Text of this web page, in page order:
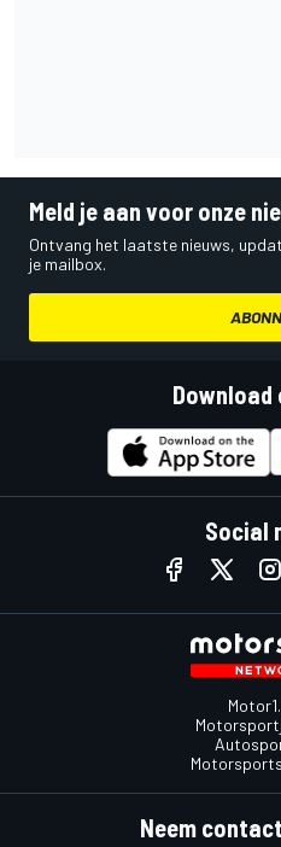
Meld je aan voor onze
Ontvang het laatste nieuws,
je mailbox.
Download
Social
Neem